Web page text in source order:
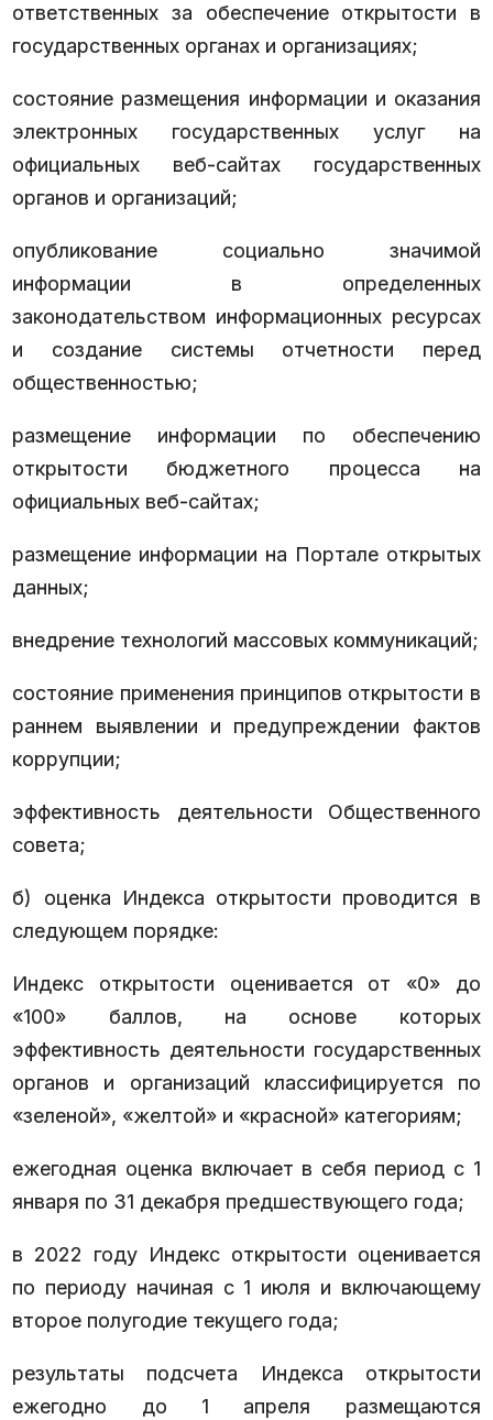
ответственных за обеспечение открытости в
государственных органах и организациях;
состояние размещения информации и оказания
электронных государственных услуг на
официальных веб-сайтах государственных
органов и организаций;
опубликование социально значимой
информации в определенных
законодательством информационных ресурсах
и создание системы отчетности перед
общественностью;
размещение информации по обеспечению
открытости бюджетного процесса на
официальных веб-сайтах;
размещение информации на Портале открытых
данных;
внедрение технологий массовых коммуникаций;
состояние применения принципов открытости в
раннем выявлении и предупреждении фактов
коррупции;
эффективность деятельности Общественного
совета;
б) оценка Индекса открытости проводится в
следующем порядке:
Индекс открытости оценивается от «0» до
«100» баллов, на основе которых
эффективность деятельности государственных
органов и организаций классифицируется по
«зеленой», «желтой» и «красной» категориям;
ежегодная оценка включает в себя период с 1
января по 31 декабря предшествующего года;
в 2022 году Индекс открытости оценивается
по периоду начиная с 1 июля и включающему
второе полугодие текущего года;
результаты подсчета Индекса открытости
ежегодно до 1 апреля размещаются